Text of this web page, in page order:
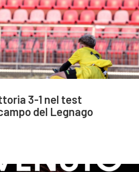
3-1 nel test
del Legnago